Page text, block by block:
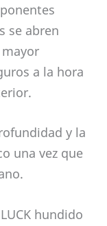
se abren
a la hora
y la
una vez que
hundido